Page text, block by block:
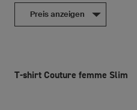
Preis anzeigen
T-shirt Couture femme Slim